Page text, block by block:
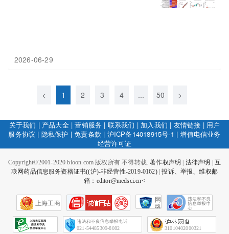
2026-06-29
< 1 2 3 4 ... 50 >
关于我们 | 产品大全|营销服务 | 联系我们 | 加入我们 | 友情链接 | 用户
服务协议 | 隐私保护 |免责条款 | 沪ICP备14018915号-1 |增值电信业务
经营许可证
Copyright©2001-2020 bioon.com 版权所有 不得转载.著作权声明 法律声明
互
联网药品信息服务资格证书((沪)-非经营性-2019-0162)|投诉、举报、维权邮
箱：editor@medsci.cn<
上海工商
网
络
会
征
021-54485309-8082 31010402000321